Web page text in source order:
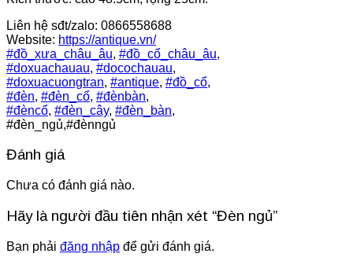
Liên hệ sđt/zalo: 0866558688
Website: https://antique.vn/
#đồ_xưa_châu_âu, #đồ_cổ_châu_âu,
#doxuachauau, #docochauau,
#doxuacuongtran, #antique, #đồ_cổ,
#đèn, #đèn_cổ, #đènbàn,
#đèncổ, #đèn_cây, #đèn_bàn,
#đèn_ngủ,#đènngủ
Đánh giá
Chưa có đánh giá nào.
Hãy là người đầu tiên nhận xét “Đèn ngủ”
Bạn phải đăng nhập để gửi đánh giá.